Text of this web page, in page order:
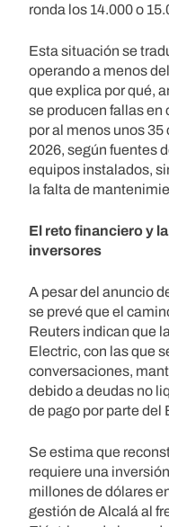
ronda los 14.000 o
Esta situación se
operando a menos
que explica por qué,
se producen fallas en
por al menos unos
2026, según fuentes
equipos instalados,
la falta de
El reto financiero y
inversores
A pesar del anuncio
se prevé que el
Reuters indican que
Electric, con las que
conversaciones,
debido a deudas no
de pago por parte del
Se estima que
requiere una
millones de dólares
gestión de Alcalá al